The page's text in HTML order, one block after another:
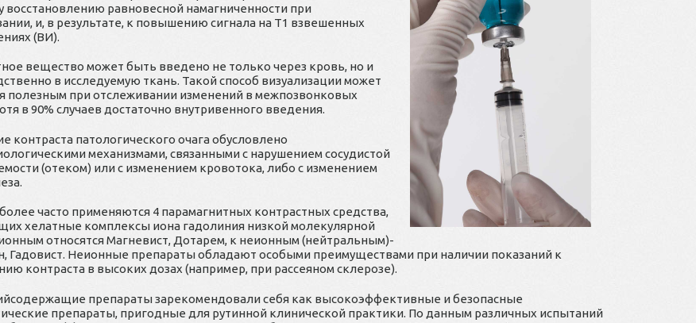
восстановлению равновесной намагниченности при
и, в результате, к повышению сигнала на Т1 взвешенных
(ВИ).
вещество может быть введено не только через кровь, но и
в исследуемую ткань. Такой способ визуализации может
полезным при отслеживании изменений в межпозвонковых
в 90% случаев достаточно внутривенного введения.
контраста патологического очага обусловлено
механизмами, связанными с нарушением сосудистой
(отеком) или с изменением кровотока, либо с изменением
часто применяются 4 парамагнитных контрастных средства,
хелатные комплексы иона гадолиния низкой молекулярной
относятся Магневист, Дотарем, к неионным (нейтральным)-
Гадовист. Неионные препараты обладают особыми преимуществами при наличии показаний к
контраста в высоких дозах (например, при рассеяном склерозе).
препараты зарекомендовали себя как высокоэффективные и безопасные
препараты, пригодные для рутинной клинической практики. По данным различных испытаний